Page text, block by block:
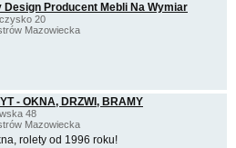
Design Producent Mebli Na Wymiar
20
Mazowiecka
- OKNA, DRZWI, BRAMY
48
Mazowiecka
rolety od 1996 roku!